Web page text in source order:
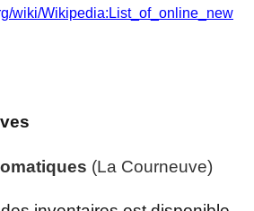
wiki/Wikipedia:List_of_online_new
(La Courneuve)